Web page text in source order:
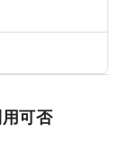
可否